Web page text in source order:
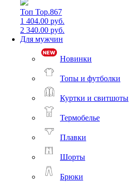
Топ Top.867
1 404.00 руб.
2 340.00 руб.
Для мужчин
Новинки
Топы и футболки
Куртки и свитшоты
Термобелье
Плавки
Шорты
Брюки